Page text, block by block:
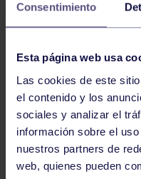
Consentimiento
Esta página web usa
Las cookies de este
el contenido y los
sociales y analizar el
información sobre el
nuestros partners de
web, quienes pueden
INSCRIPCIONES
Consulta aquí los
HORARIOS
Consulta aquí los